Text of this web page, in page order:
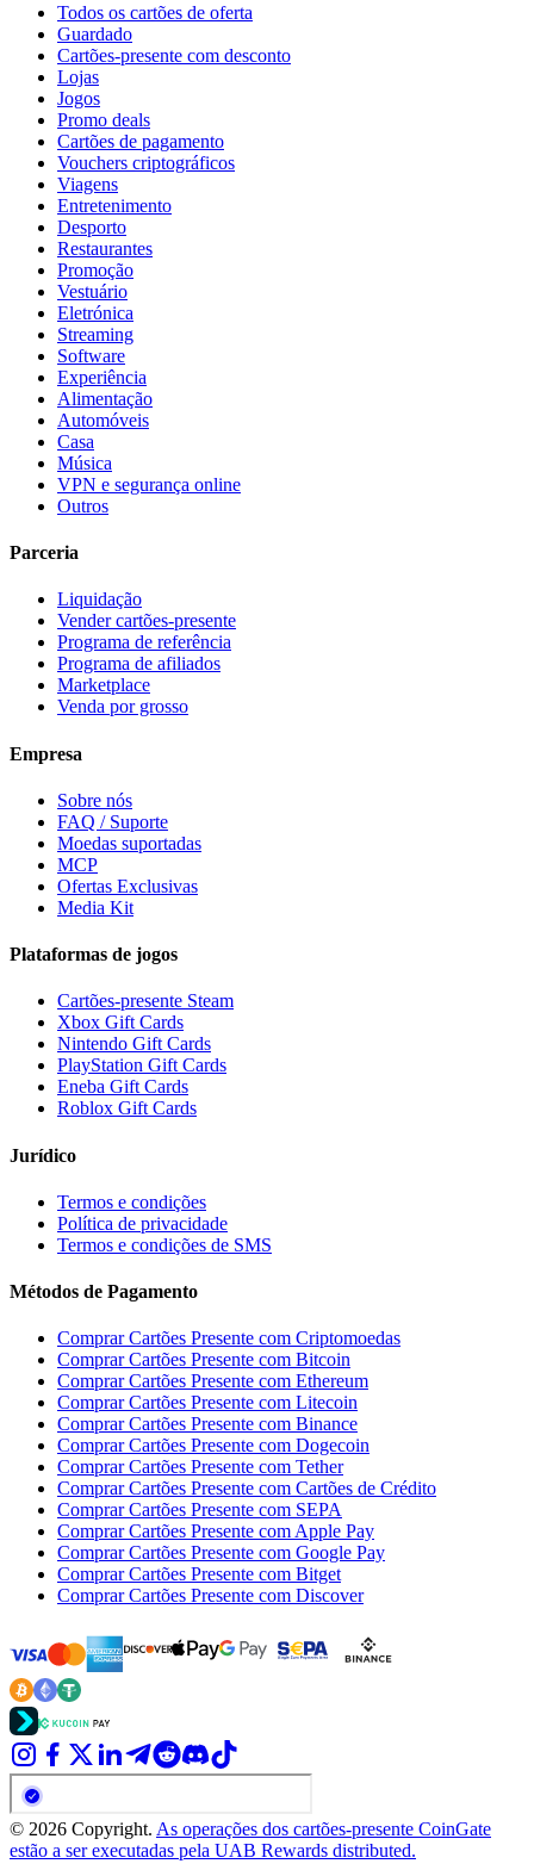
Todos os cartões de oferta
Guardado
Cartões-presente com desconto
Lojas
Jogos
Promo deals
Cartões de pagamento
Vouchers criptográficos
Viagens
Entretenimento
Desporto
Restaurantes
Promoção
Vestuário
Eletrónica
Streaming
Software
Experiência
Alimentação
Automóveis
Casa
Música
VPN e segurança online
Outros
Parceria
Liquidação
Vender cartões-presente
Programa de referência
Programa de afiliados
Marketplace
Venda por grosso
Empresa
Sobre nós
FAQ / Suporte
Moedas suportadas
MCP
Ofertas Exclusivas
Media Kit
Plataformas de jogos
Cartões-presente Steam
Xbox Gift Cards
Nintendo Gift Cards
PlayStation Gift Cards
Eneba Gift Cards
Roblox Gift Cards
Jurídico
Termos e condições
Política de privacidade
Termos e condições de SMS
Métodos de Pagamento
Comprar Cartões Presente com Criptomoedas
Comprar Cartões Presente com Bitcoin
Comprar Cartões Presente com Ethereum
Comprar Cartões Presente com Litecoin
Comprar Cartões Presente com Binance
Comprar Cartões Presente com Dogecoin
Comprar Cartões Presente com Tether
Comprar Cartões Presente com Cartões de Crédito
Comprar Cartões Presente com SEPA
Comprar Cartões Presente com Apple Pay
Comprar Cartões Presente com Google Pay
Comprar Cartões Presente com Bitget
Comprar Cartões Presente com Discover
© 2026 Copyright. As operações dos cartões-presente CoinGate
estão a ser executadas pela UAB Rewards distributed.